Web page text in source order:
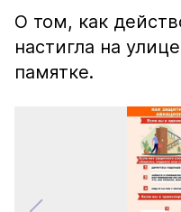
О том, как
настигла на
памятке.